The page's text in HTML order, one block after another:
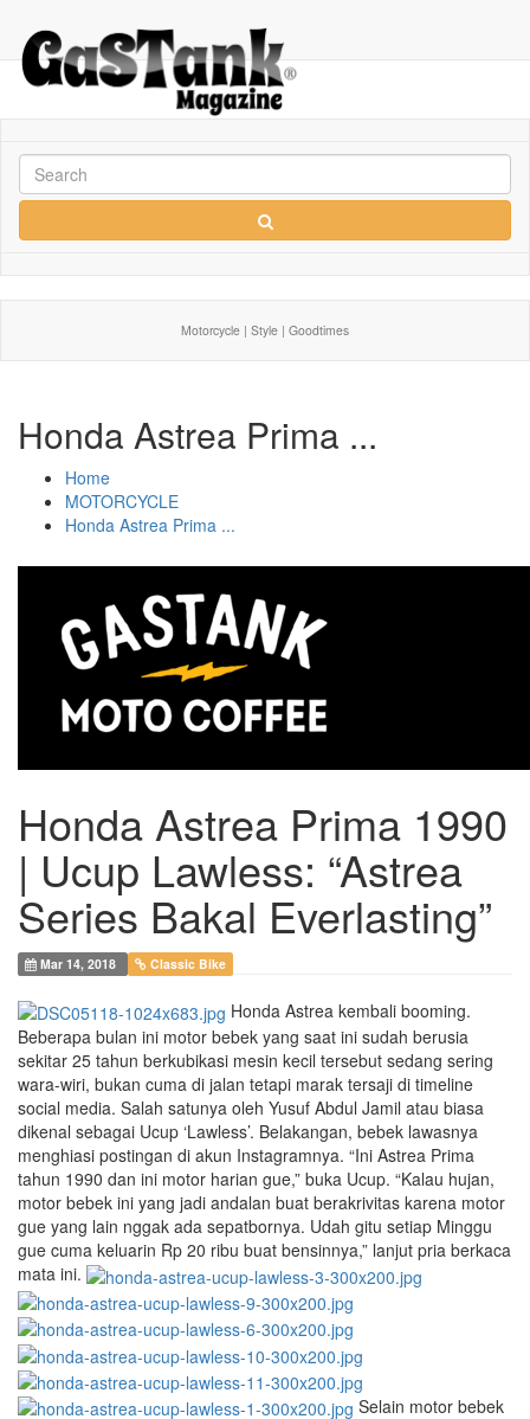
Motorcycle | Style | Goodtimes
Honda Astrea Prima ...
Home
MOTORCYCLE
Honda Astrea Prima ...
Honda Astrea Prima 1990
| Ucup Lawless: “Astrea
Series Bakal Everlasting”
Mar 14, 2018 Classic Bike
Honda Astrea kembali booming.
Beberapa bulan ini motor bebek yang saat ini sudah berusia
sekitar 25 tahun berkubikasi mesin kecil tersebut sedang sering
wara-wiri, bukan cuma di jalan tetapi marak tersaji di timeline
social media. Salah satunya oleh Yusuf Abdul Jamil atau biasa
dikenal sebagai Ucup ‘Lawless’. Belakangan, bebek lawasnya
menghiasi postingan di akun Instagramnya. “Ini Astrea Prima
tahun 1990 dan ini motor harian gue,” buka Ucup. “Kalau hujan,
motor bebek ini yang jadi andalan buat berakrivitas karena motor
gue yang lain nggak ada sepatbornya. Udah gitu setiap Minggu
gue cuma keluarin Rp 20 ribu buat bensinnya,” lanjut pria berkaca
mata ini.
Selain motor bebek